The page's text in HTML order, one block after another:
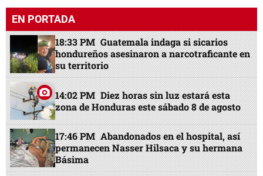
EN PORTADA
18:33 PM Guatemala indaga si sicarios
hondureños asesinaron a narcotraficante en
su territorio
14:02 PM Diez horas sin luz estará esta
zona de Honduras este sábado 8 de agosto
17:46 PM Abandonados en el hospital, así
permanecen Nasser Hilsaca y su hermana
Básima